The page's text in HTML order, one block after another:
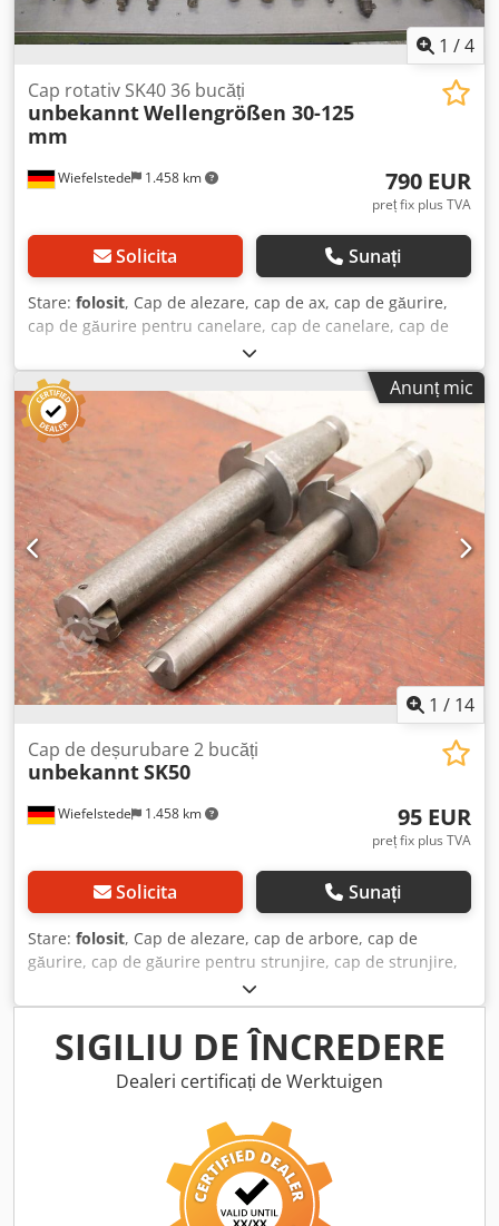
1 /4
Wiefelstede 1.458 km
Cap rotativ SK40 36 bucăți
unbekanntWellengrößen 30-125
mm
790 EUR
preț fix plus TVA
Solicita Sunați
Stare: folosit, Cap de alezare, cap de ax, cap de găurire,
cap de găurire pentru canelare, cap de canelare, cap de
găurire pe ax, cap de alezare, unealtă de ax - Cantitate:
36x unelte de ax Dcedpfx Aec Innrjf Aek - Prindere: SK40 -
cu: știfturi de prindere CNC - diverse dimensiuni de
arbore: 30-125 mm - Preț: complet - Greutate: 86 kg
Anunț mic
1 / 14
Wiefelstede 1.458 km
Cap de deșurubare 2 bucăți
unbekanntSK50
95 EUR
preț fix plus TVA
Solicita Sunați
Stare: folosit, Cap de alezare, cap de arbore, cap de
găurire, cap de găurire pentru strunjire, cap de strunjire,
cap de găurire cu arbore, cap de alezare, unealtă pentru
arbore, cap de alezare și planare - Cap de alezare:
prindere SK50, 2 bucăți - Tipul prinderii sculei: vezi
fotografiile - Dimensiune ax: Ø 35 x 250 mm / Ø 49 x 250
mm - Preț/livrare: complet Dcjdpfxjvahczs Af Ajk -
SIGILIU DE ÎNCREDERE
Dealeri certificați de Werktuigen